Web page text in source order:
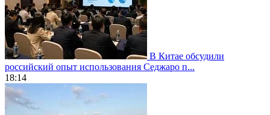
В Китае обсудили
российский опыт использования Седжаро п...
18:14